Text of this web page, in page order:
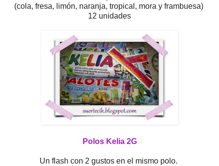
(cola, fresa, limón, naranja, tropical, mora y frambuesa)
12 unidades
Polos Kelia 2G
Un flash con 2 gustos en el mismo polo.